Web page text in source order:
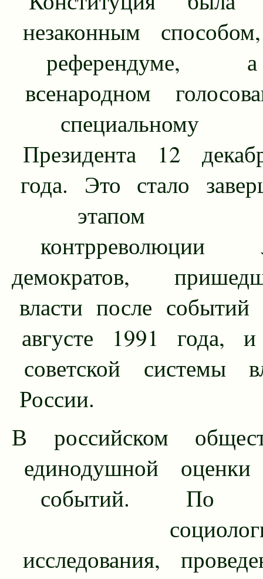
незаконным
всенародном
специальному
Президента 12
года. Это стало
этапом
контрреволюции
демократов,
власти после
августе 1991 года,
советской системы
России.
В российском
единодушной
событий. По
исследования,